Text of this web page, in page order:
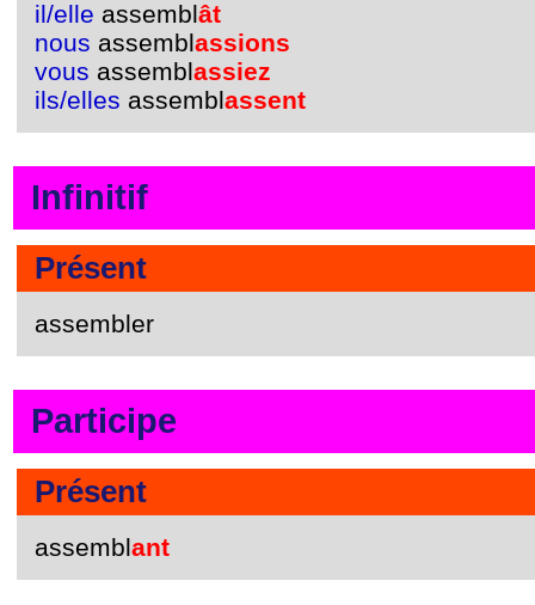
il/elle assemblât
nous assemblassions
vous assemblassiez
ils/elles assemblassent
Infinitif
Présent
assembler
Participe
Présent
assemblant